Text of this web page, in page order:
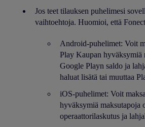
Jos teet tilauksen puhelimesi
vaihtoehtoja. Huomioi, että
Android-puhelimet: Voit
Play Kaupan hyväksymiä
Google Playn saldo ja
haluat lisätä tai muuttaa
iOS-puhelimet: Voit
hyväksymiä maksutapoja
operaattorilaskutus ja